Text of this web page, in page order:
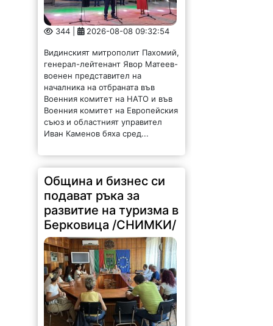
344 | 2026-08-08 09:32:54
Видинският митрополит Пахомий,
генерал-лейтенант Явор Матеев-
военен представител на
началника на отбраната във
Военния комитет на НАТО и във
Военния комитет на Европейския
съюз и областният управител
Иван Каменов бяха сред...
Община и бизнес си
подават ръка за
развитие на туризма в
Берковица /СНИМКИ/